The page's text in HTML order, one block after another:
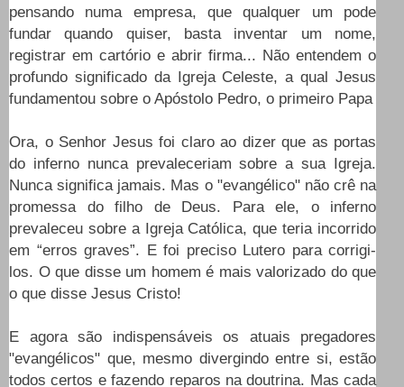
pensando numa empresa, que qualquer um pode
fundar quando quiser, basta inventar um nome,
registrar em cartório e abrir firma... Não entendem o
profundo significado da Igreja Celeste, a qual Jesus
fundamentou sobre o Apóstolo Pedro, o primeiro Papa
Ora, o Senhor Jesus foi claro ao dizer que as portas
do inferno nunca prevaleceriam sobre a sua Igreja.
Nunca significa jamais. Mas o "evangélico" não crê na
promessa do filho de Deus. Para ele, o inferno
prevaleceu sobre a Igreja Católica, que teria incorrido
em “erros graves”. E foi preciso Lutero para corrigi-
los. O que disse um homem é mais valorizado do que
o que disse Jesus Cristo!
E agora são indispensáveis os atuais pregadores
"evangélicos" que, mesmo divergindo entre si, estão
todos certos e fazendo reparos na doutrina. Mas cada